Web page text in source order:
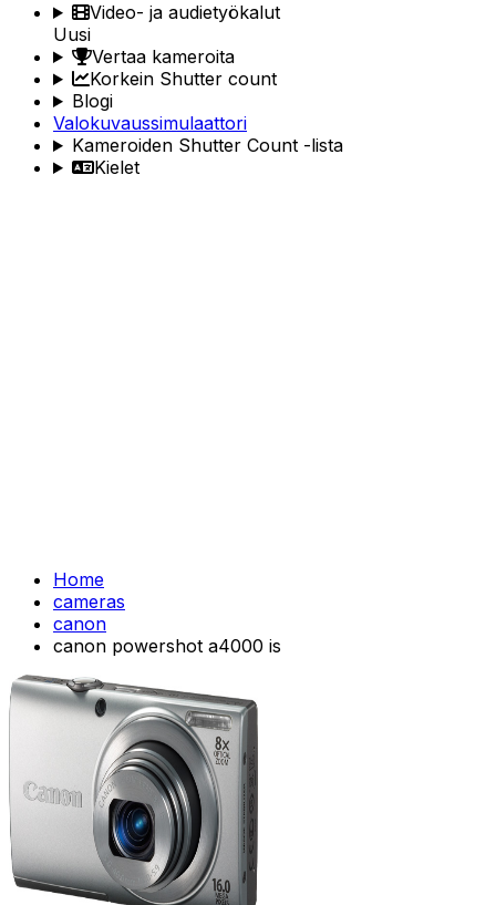
Video- ja audietyökalut
Uusi
Vertaa kameroita
Korkein Shutter count
Blogi
Valokuvaussimulaattori
Kameroiden Shutter Count -lista
Kielet
Home
cameras
canon
canon powershot a4000 is